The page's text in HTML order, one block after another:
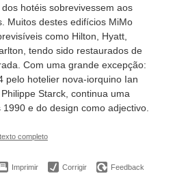
hotéis sobrevivessem aos
Muitos destes edifícios MiMo
como Hilton, Hyatt,
tendo sido restaurados de
Com uma grande excepção:
pelo hotelier nova-iorquino Ian
Starck, continua uma
e do design como adjectivo.
completo
Imprimir Corrigir Feedback